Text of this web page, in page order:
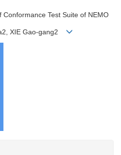
Test Suite of NEMO
XIE Gao-gang2